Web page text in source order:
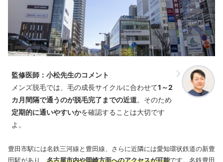
監修医師：小松先生のコメント
メンズ脱毛では、毛の成長サイクルに合わせて1～2
カ月間隔で通うのが脱毛完了までの近道。そのため
定期的に通いやすいかを確認することは大切です
よ。
豊田市駅には名鉄三河線と豊田線、さらに近隣には愛知環状鉄道の新豊
田駅があり、 名古屋市内や岡崎方面へのアクセスが可能です。名鉄豊田